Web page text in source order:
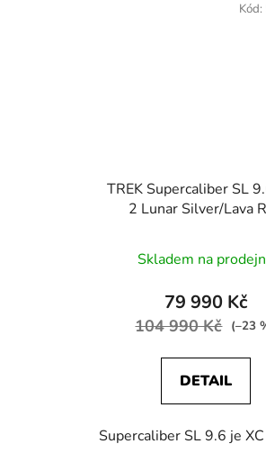
TREK Supercaliber SL
2 Lunar Silver/Lava
Skladem na
79 990 Kč
104 990 Kč (–23
DETAIL
Supercaliber SL 9.6 je
Kód: